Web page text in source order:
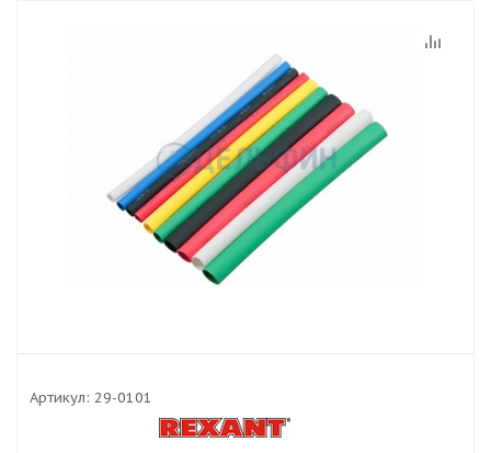
Артикул: 29-0101